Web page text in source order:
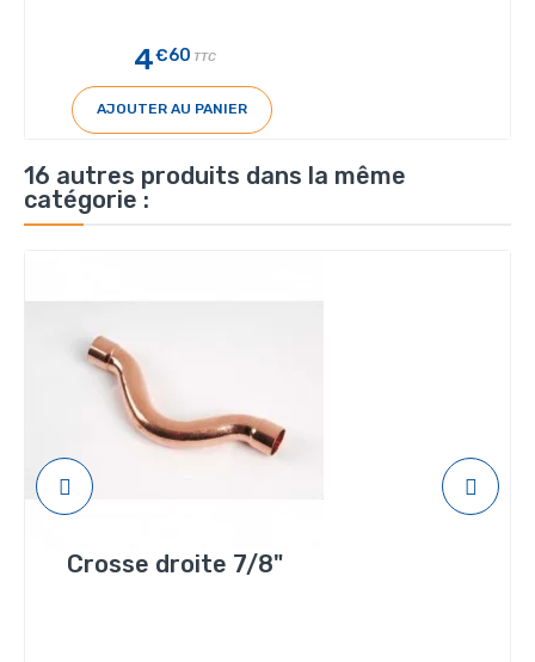
4€60 TTC
AJOUTER AU PANIER
16 autres produits dans la même
catégorie :
Crosse droite 7/8"